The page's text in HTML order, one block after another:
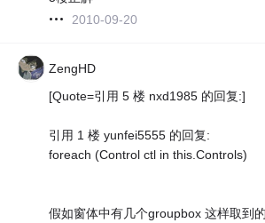
2010-09-20
ZengHD
[Quote=引用 5 楼 nxd1985 的回复:]
引用 1 楼 yunfei5555 的回复:
foreach (Control ctl in this.Controls)
假如窗体中有几个groupbox 这样取到